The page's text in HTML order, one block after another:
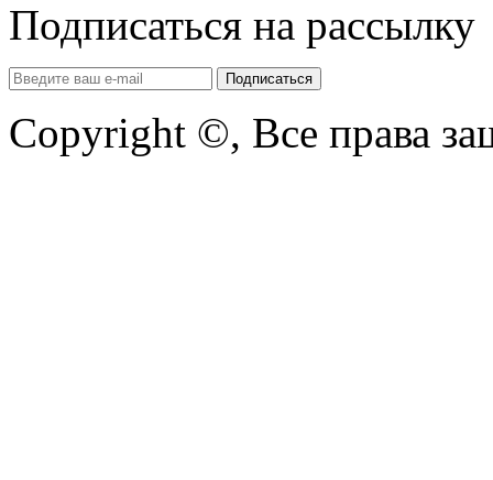
Подписаться на рассылку
Copyright ©, Все права